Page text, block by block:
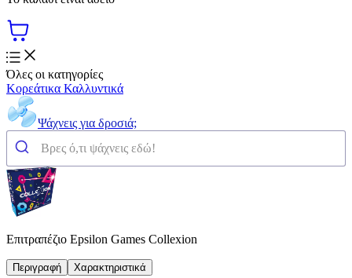
Όλες οι κατηγορίες
Κορεάτικα Καλλυντικά
Ψάχνεις για δροσιά;
Επιτραπέζιο Epsilon Games Collexion
Περιγραφή Χαρακτηριστικά